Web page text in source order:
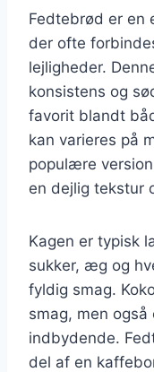
Fedtebrød er en
der ofte
lejligheder.
konsistens og
favorit blandt
kan varieres på
populære
en dejlig tekstur
Kagen er typisk
sukker, æg og
fyldig smag.
smag, men også
indbydende.
del af en